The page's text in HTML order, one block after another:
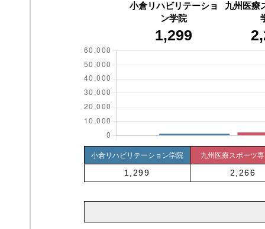
小倉リハビリテーショ
ン学院
1,299
九州医療
小倉リハビリテーション学院 九州医療スポーツ
1,299 2,266